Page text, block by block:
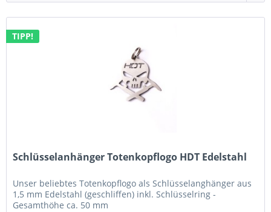
TIPP!
Schlüsselanhänger Totenkopflogo HDT Edelstahl
Unser beliebtes Totenkopflogo als Schlüsselanghänger aus
1,5 mm Edelstahl (geschliffen) inkl. Schlüsselring -
Gesamthöhe ca. 50 mm